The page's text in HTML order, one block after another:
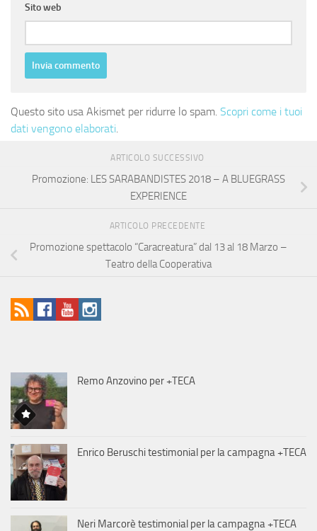
Sito web
Questo sito usa Akismet per ridurre lo spam. Scopri come i tuoi
dati vengono elaborati.
ARTICOLO SUCCESSIVO
Promozione: LES SARABANDISTES 2018 – A BLUEGRASS
EXPERIENCE
ARTICOLO PRECEDENTE
Promozione spettacolo “Caracreatura” dal 13 al 18 Marzo –
Teatro della Cooperativa
Remo Anzovino per +TECA
Enrico Beruschi testimonial per la campagna +TECA
Neri Marcorè testimonial per la campagna +TECA